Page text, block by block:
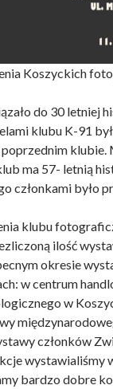
Koszyckich
do 30 letniej
klubu K-91
klubie.
ma 57- letnią
członkami było
klubu
ilość
okresie
w centrum
w
członków
wystawialiśmy
bardzo dobre